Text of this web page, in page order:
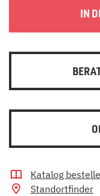
IN
Katalog
Standortfinder